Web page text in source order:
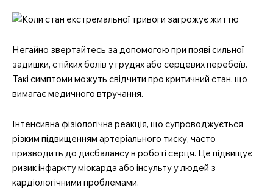
Негайно звертайтесь за допомогою при появі сильної
задишки, стійких болів у грудях або серцевих перебоїв.
Такі симптоми можуть свідчити про критичний стан, що
вимагає медичного втручання.
Інтенсивна фізіологічна реакція, що супроводжується
різким підвищенням артеріального тиску, часто
призводить до дисбалансу в роботі серця. Це підвищує
ризик інфаркту міокарда або інсульту у людей з
кардіологічними проблемами.